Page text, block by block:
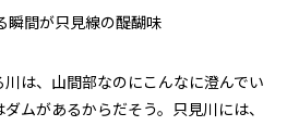
瞬間が只見線の醍醐味
は、山間部なのにこんなに澄んでい
ムがあるからだそう。只見川には、